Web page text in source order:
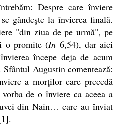
Despre care înviere
gândeşte la învierea finală.
"din ziua de pe urmă", pe
o promite (In6,54), dar aici
începe deja de acum
Augustin comentează:
a morţilor care precedă
de o înviere ca aceea a
din Nain… care au înviat
.